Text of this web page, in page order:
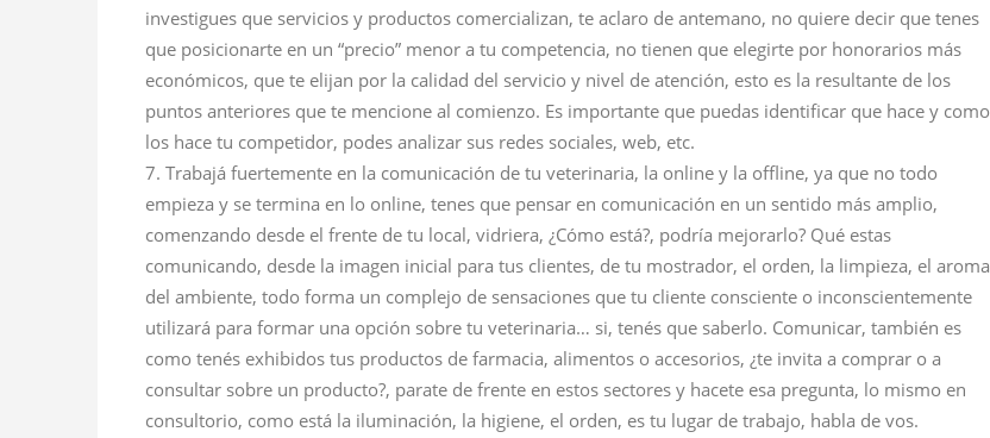
investigues que servicios y productos comercializan, te aclaro de antemano, no quiere decir que tenes
que posicionarte en un “precio” menor a tu competencia, no tienen que elegirte por honorarios más
económicos, que te elijan por la calidad del servicio y nivel de atención, esto es la resultante de los
puntos anteriores que te mencione al comienzo. Es importante que puedas identificar que hace y como
los hace tu competidor, podes analizar sus redes sociales, web, etc.
Trabajá fuertemente en la comunicación de tu veterinaria, la online y la offline, ya que no todo
empieza y se termina en lo online, tenes que pensar en comunicación en un sentido más amplio,
comenzando desde el frente de tu local, vidriera, ¿Cómo está?, podría mejorarlo? Qué estas
comunicando, desde la imagen inicial para tus clientes, de tu mostrador, el orden, la limpieza, el aroma
del ambiente, todo forma un complejo de sensaciones que tu cliente consciente o inconscientemente
utilizará para formar una opción sobre tu veterinaria… si, tenés que saberlo. Comunicar, también es
como tenés exhibidos tus productos de farmacia, alimentos o accesorios, ¿te invita a comprar o a
consultar sobre un producto?, parate de frente en estos sectores y hacete esa pregunta, lo mismo en
consultorio, como está la iluminación, la higiene, el orden, es tu lugar de trabajo, habla de vos.